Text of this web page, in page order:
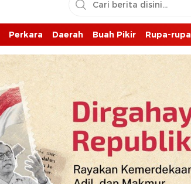
Perkara Daerah Buah Pikir Rupa-rupa